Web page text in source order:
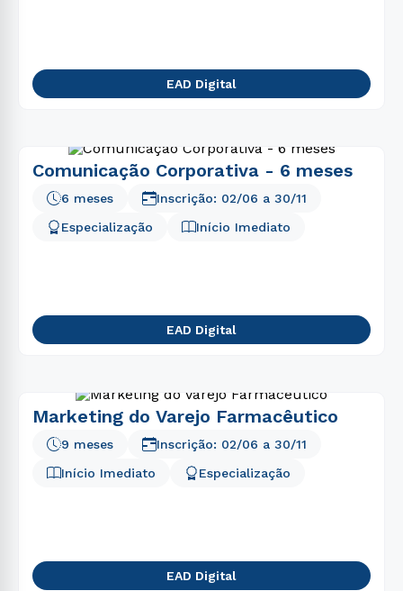
EAD Digital
Comunicação Corporativa - 6 meses
Especialização Início Imediato
6 meses Inscrição: 02/06 a 30/11
EAD Digital
Marketing do Varejo Farmacêutico
Início Imediato Especialização
9 meses Inscrição: 02/06 a 30/11
EAD Digital